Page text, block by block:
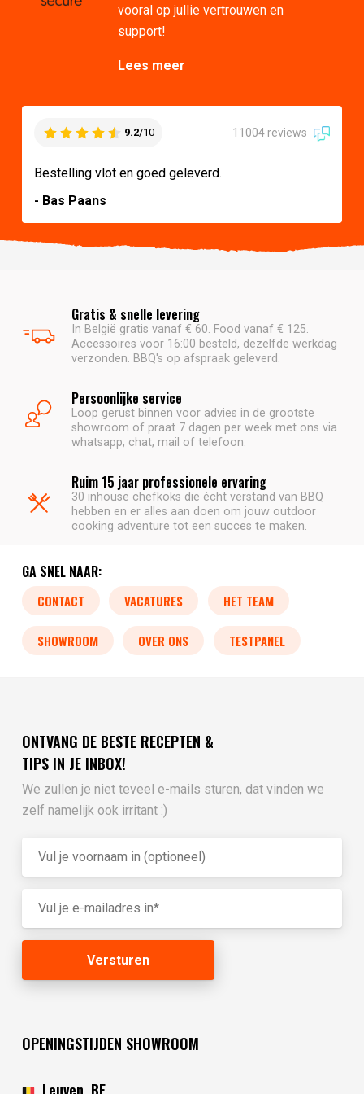
vooral op jullie vertrouwen en
support!
Lees meer
9.2/10 11004 reviews
Bestelling vlot en goed geleverd.
- Bas Paans
Gratis & snelle levering
In België gratis vanaf € 60. Food vanaf € 125.
Accessoires voor 16:00 besteld, dezelfde werkdag
verzonden. BBQ's op afspraak geleverd.
Persoonlijke service
Loop gerust binnen voor advies in de grootste
showroom of praat 7 dagen per week met ons via
whatsapp, chat, mail of telefoon.
Ruim 15 jaar professionele ervaring
30 inhouse chefkoks die écht verstand van BBQ
hebben en er alles aan doen om jouw outdoor
cooking adventure tot een succes te maken.
GA SNEL NAAR:
CONTACT VACATURES HET TEAM
SHOWROOM OVER ONS TESTPANEL
ONTVANG DE BESTE RECEPTEN &
TIPS IN JE INBOX!
We zullen je niet teveel e-mails sturen, dat vinden we
zelf namelijk ook irritant :)
OPENINGSTIJDEN SHOWROOM